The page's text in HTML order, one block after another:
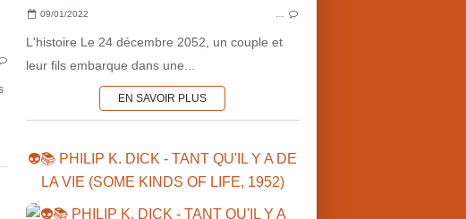
09/01/2022
L'histoire Le 24 décembre 2052, un couple et
leur fils embarque dans une...
EN SAVOIR PLUS
MARS•NOUVELLES
SCIENCE-FICTION
👽📚 PHILIP K. DICK - TANT QU'IL Y A DE
LA VIE (SOME KINDS OF LIFE, 1952)